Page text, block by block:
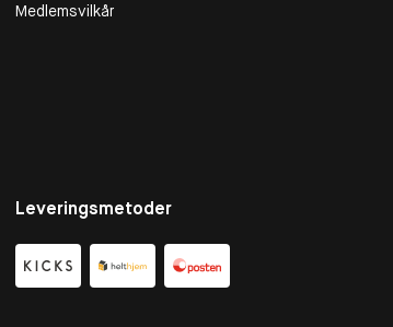
Medlemsvilkår
Leveringsmetoder